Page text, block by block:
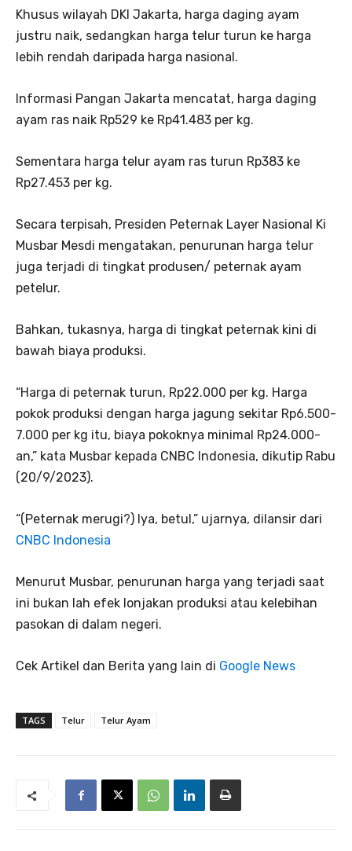
Khusus wilayah DKI Jakarta, harga daging ayam
justru naik, sedangkan harga telur turun ke harga
lebih rendah daripada harga nasional.
Informasi Pangan Jakarta mencatat, harga daging
ayam ras naik Rp529 ke Rp41.483 per kg.
Sementara harga telur ayam ras turun Rp383 ke
Rp27.453 per kg.
Secara terpisah, Presiden Peternak Layer Nasional Ki
Musbar Mesdi mengatakan, penurunan harga telur
juga terjadi di tingkat produsen/ peternak ayam
petelur.
Bahkan, tukasnya, harga di tingkat peternak kini di
bawah biaya produksi.
“Harga di peternak turun, Rp22.000 per kg. Harga
pokok produksi dengan harga jagung sekitar Rp6.500-
7.000 per kg itu, biaya pokoknya minimal Rp24.000-
an,” kata Musbar kepada CNBC Indonesia, dikutip Rabu
(20/9/2023).
“(Peternak merugi?) Iya, betul,” ujarnya, dilansir dari
CNBC Indonesia
Menurut Musbar, penurunan harga yang terjadi saat
ini bukan lah efek lonjakan produksi atau kelebihan
pasokan di dalam negeri.
Cek Artikel dan Berita yang lain di Google News
TAGS Telur Telur Ayam